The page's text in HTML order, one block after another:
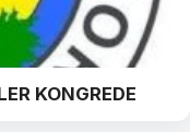
KONGREDE